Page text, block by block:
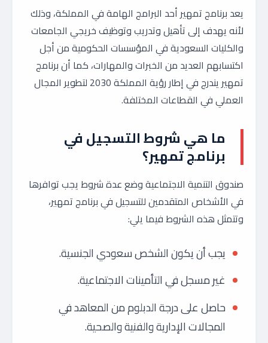
يعد برنامج تمهير أحد البرامج الهامة في المملكة، وذلك
لأنه يهدف إلى تأهيل وتدريب وتوظيف خريجي الجامعات
والكليات السعودية في المؤسسات الحكومية من أجل
اكتسابهم العديد من الخبرات والمهارات، كما أن برنامج
تمهير يندرج في إطار رؤية المملكة 2030 لتطوير المجال
العملي في القطاعات المختلفة.
ما هي شروط التسجيل في
برنامج تمهير؟
صندوق التنمية الاجتماعية وضع عدة شروط يجب توافرها
في الأشخاص المتقدمين للتسجيل في برنامج تمهير،
وتتمثل هذه الشروط فيما يلي:
يجب أن يكون الشخص سعودي الجنسية.
غير مسجل في التأمينات الاجتماعية.
حاصل على درجة الدبلوم من المعاهد في
المجالات الإدارية والفنية والصحية.